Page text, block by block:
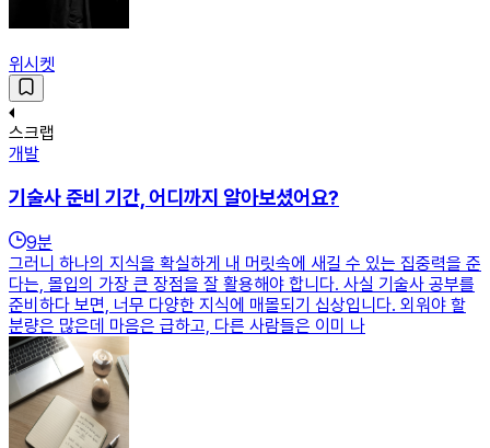
위시켓
스크랩
개발
기술사 준비 기간, 어디까지 알아보셨어요?
9분
그러니 하나의 지식을 확실하게 내 머릿속에 새길 수 있는 집중력을 준
다는, 몰입의 가장 큰 장점을 잘 활용해야 합니다. 사실 기술사 공부를
준비하다 보면, 너무 다양한 지식에 매몰되기 십상입니다. 외워야 할
분량은 많은데 마음은 급하고, 다른 사람들은 이미 나